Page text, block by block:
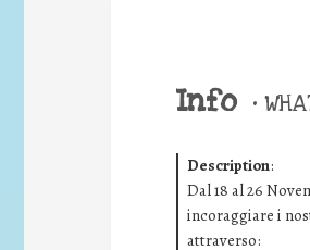
Info •
Description:
Dal 18 al 26
incoraggiare i
attraverso: